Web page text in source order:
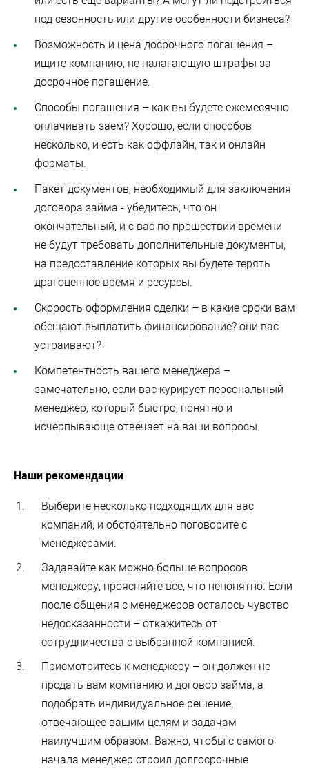
под сезонность или другие особенности бизнеса?
Возможность и цена досрочного погашения –
ищите компанию, не налагающую штрафы за
досрочное погашение.
Способы погашения – как вы будете ежемесячно
оплачивать заём? Хорошо, если способов
несколько, и есть как оффлайн, так и онлайн
форматы.
Пакет документов, необходимый для заключения
договора займа - убедитесь, что он
окончательный, и с вас по прошествии времени
не будут требовать дополнительные документы,
на предоставление которых вы будете терять
драгоценное время и ресурсы.
Скорость оформления сделки – в какие сроки вам
обещают выплатить финансирование? они вас
устраивают?
Компетентность вашего менеджера –
замечательно, если вас курирует персональный
менеджер, который быстро, понятно и
исчерпывающе отвечает на ваши вопросы.
Наши рекомендации
Выберите несколько подходящих для вас
компаний, и обстоятельно поговорите с
менеджерами.
Задавайте как можно больше вопросов
менеджеру, проясняйте все, что непонятно. Если
после общения с менеджеров осталось чувство
недосказанности – откажитесь от
сотрудничества с выбранной компанией.
Присмотритесь к менеджеру – он должен не
продать вам компанию и договор займа, а
подобрать индивидуальное решение,
отвечающее вашим целям и задачам
наилучшим образом. Важно, чтобы с самого
начала менеджер строил долгосрочные